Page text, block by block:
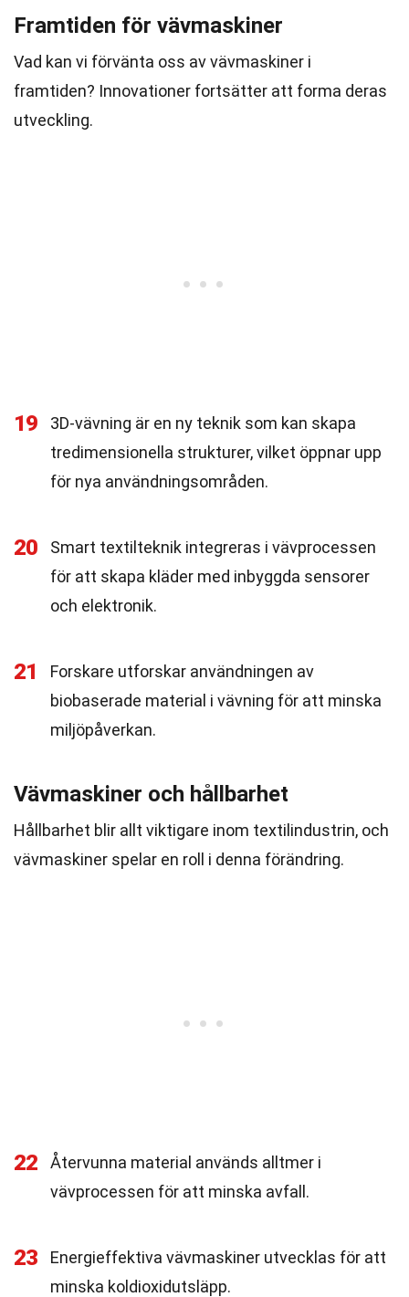
Framtiden för vävmaskiner
Vad kan vi förvänta oss av vävmaskiner i
framtiden? Innovationer fortsätter att forma deras
utveckling.
19
3D-vävning är en ny teknik som kan skapa
tredimensionella strukturer, vilket öppnar upp
för nya användningsområden.
20
Smart textilteknik integreras i vävprocessen
för att skapa kläder med inbyggda sensorer
och elektronik.
21
Forskare utforskar användningen av
biobaserade material i vävning för att minska
miljöpåverkan.
Vävmaskiner och hållbarhet
Hållbarhet blir allt viktigare inom textilindustrin, och
vävmaskiner spelar en roll i denna förändring.
22
Återvunna material används alltmer i
vävprocessen för att minska avfall.
23
Energieffektiva vävmaskiner utvecklas för att
minska koldioxidutsläpp.